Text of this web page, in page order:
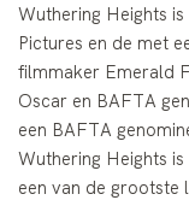
Wuthering Heights
Pictures en de met
filmmaker Emerald
Oscar en BAFTA
een BAFTA
Wuthering Heights
een van de grootste